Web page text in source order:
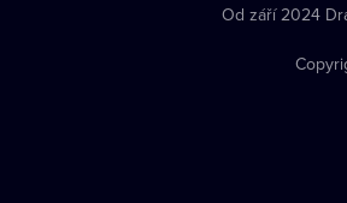
Od září 2024